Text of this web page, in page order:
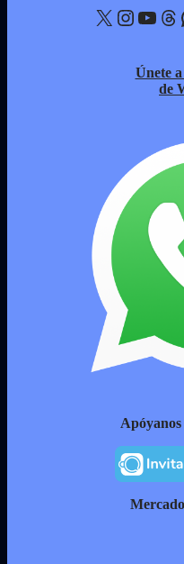
X Instagram YouTube Threads
Únete
de